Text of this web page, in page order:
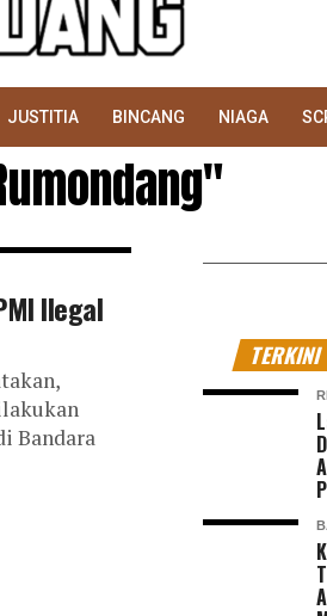
JUSTITIA BINCANG NIAGA
Ilegal
Bandara
TERKINI